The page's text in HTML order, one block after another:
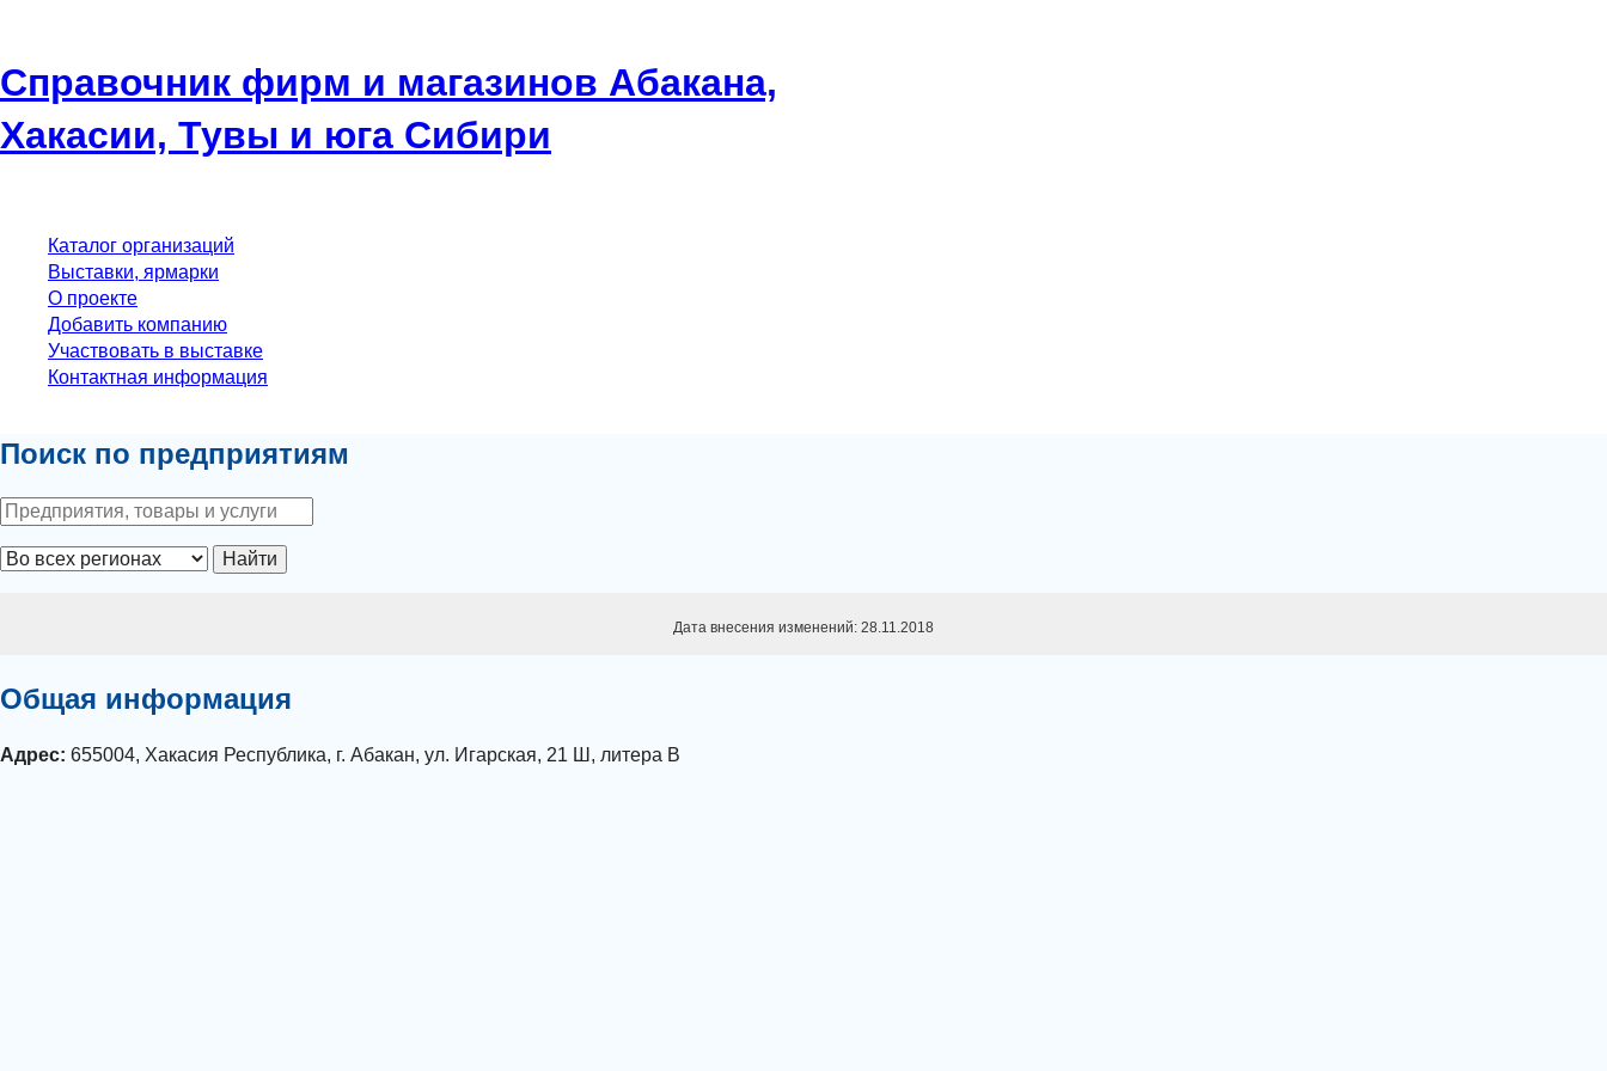
Справочник фирм и магазинов Абакана,
Хакасии, Тувы и юга Сибири
Каталог организаций
Выставки, ярмарки
О проекте
Добавить компанию
Участвовать в выставке
Контактная информация
Поиск по предприятиям
Найти
Дата внесения изменений: 28.11.2018
Общая информация
Адрес: 655004, Хакасия Республика, г. Абакан, ул. Игарская, 21 Ш, литера В